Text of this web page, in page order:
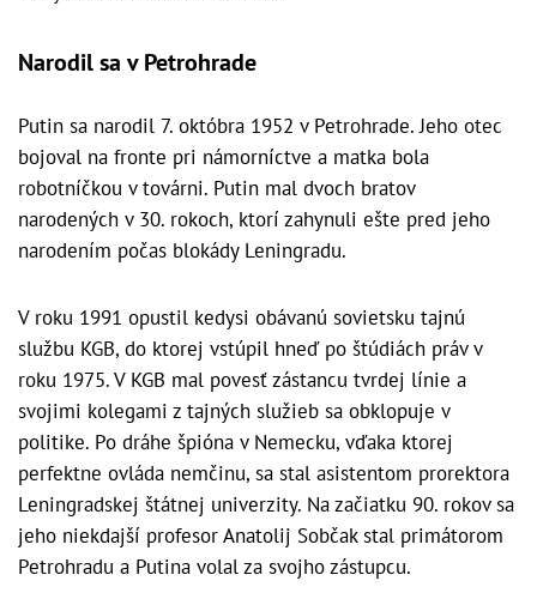
Narodil sa v Petrohrade
Putin sa narodil 7. októbra 1952 v Petrohrade. Jeho otec
bojoval na fronte pri námorníctve a matka bola
robotníčkou v továrni. Putin mal dvoch bratov
narodených v 30. rokoch, ktorí zahynuli ešte pred jeho
narodením počas blokády Leningradu.
V roku 1991 opustil kedysi obávanú sovietsku tajnú
službu KGB, do ktorej vstúpil hneď po štúdiách práv v
roku 1975. V KGB mal povesť zástancu tvrdej línie a
svojimi kolegami z tajných služieb sa obklopuje v
politike. Po dráhe špióna v Nemecku, vďaka ktorej
perfektne ovláda nemčinu, sa stal asistentom prorektora
Leningradskej štátnej univerzity. Na začiatku 90. rokov sa
jeho niekdajší profesor Anatolij Sobčak stal primátorom
Petrohradu a Putina volal za svojho zástupcu.